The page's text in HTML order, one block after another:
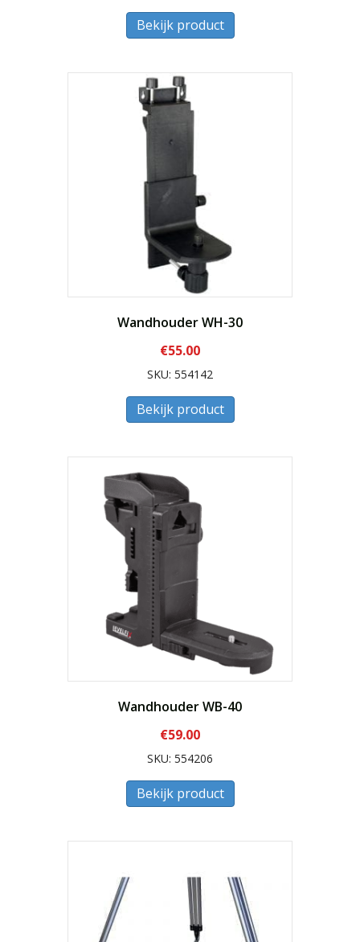
Bekijk product
Wandhouder WH-30
€55.00
SKU: 554142
Bekijk product
Wandhouder WB-40
€59.00
SKU: 554206
Bekijk product